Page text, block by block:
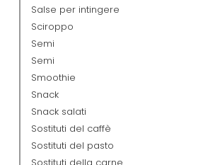
Salse per intingere
Sciroppo
Semi
Semi
Smoothie
Snack
Snack salati
Sostituti del caffè
Sostituti del pasto